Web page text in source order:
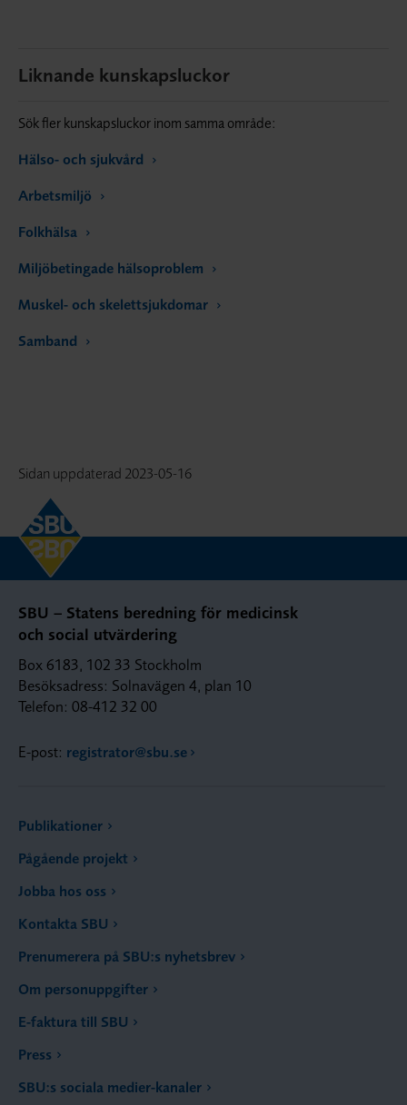
Liknande kunskapsluckor
Sök fler kunskapsluckor inom samma område:
Hälso- och sjukvård
Arbetsmiljö
Folkhälsa
Miljöbetingade hälsoproblem
Muskel- och skelettsjukdomar
Samband
Sidan uppdaterad 2023-05-16
SBU – Statens beredning för medicinsk
och social utvärdering
Box 6183, 102 33 Stockholm
Besöksadress: Solnavägen 4, plan 10
Telefon: 08-412 32 00
E-post: registrator@sbu.se
Publikationer
Pågående projekt
Jobba hos oss
Kontakta SBU
Prenumerera på SBU:s nyhetsbrev
Om personuppgifter
E-faktura till SBU
Press
SBU:s sociala medier-kanaler